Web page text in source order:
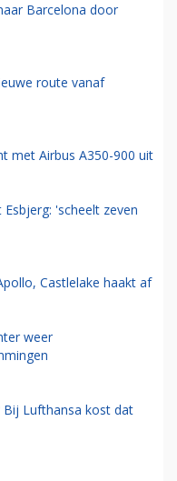
Barcelona door
route vanaf
met Airbus A350-900 uit
'scheelt zeven
Castlelake haakt af
weer
Bij Lufthansa kost dat